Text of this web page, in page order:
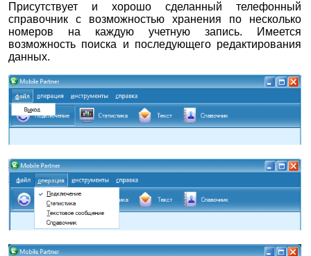
Присутствует и хорошо сделанный телефонный
справочник с возможностью хранения по несколько
номеров на каждую учетную запись. Имеется
возможность поиска и последующего редактирования
данных.